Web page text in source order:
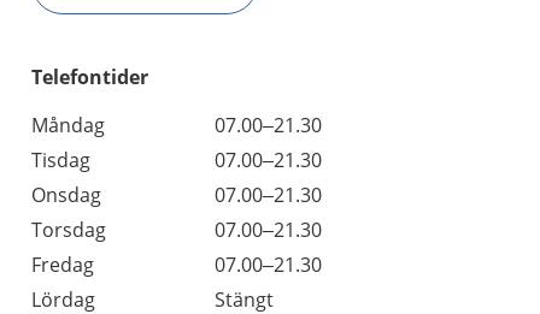
Telefontider
Måndag
07.00–21.30
Tisdag
07.00–21.30
Onsdag
07.00–21.30
Torsdag
07.00–21.30
Fredag
07.00–21.30
Lördag
Stängt